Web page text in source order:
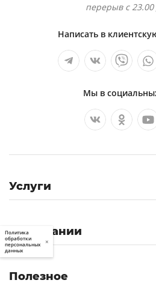
перерыв с 23.00
Написать в
Мы в
Услуги
О компании
Полезное
Политика
обработки
персональных
данных
×